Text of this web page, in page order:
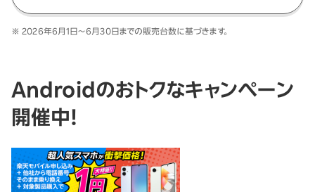
※2026年6月1日～6月30日までの販売台数に基づきます。
Androidのおトクなキャンペーン
開催中！